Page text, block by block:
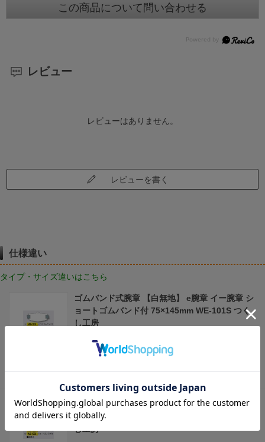
この商品について問い合わせる
レビュー
レビューはありません。
レビューを書く
仕様違い
タイプ・サイズ違いはこちら
ゴムバンド式腕章 【白無地】 e腕章 イー腕章 シ
ョートゴムバンド付 75×145mm WE-101S つく
し工房
（75×145）
ゴムバンド式腕章 洗練されたデザインと腕になじむ着け心地
税抜 ￥927
ゴムバンド式腕章 【緑無地】 e腕章 イー腕章 シ
ョートゴムバンド付 75×145mm WE-103S つく
し工房